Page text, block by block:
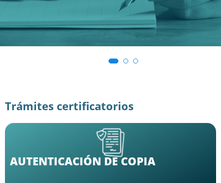
Trámites certificatorios
AUTENTICACIÓN DE COPIA